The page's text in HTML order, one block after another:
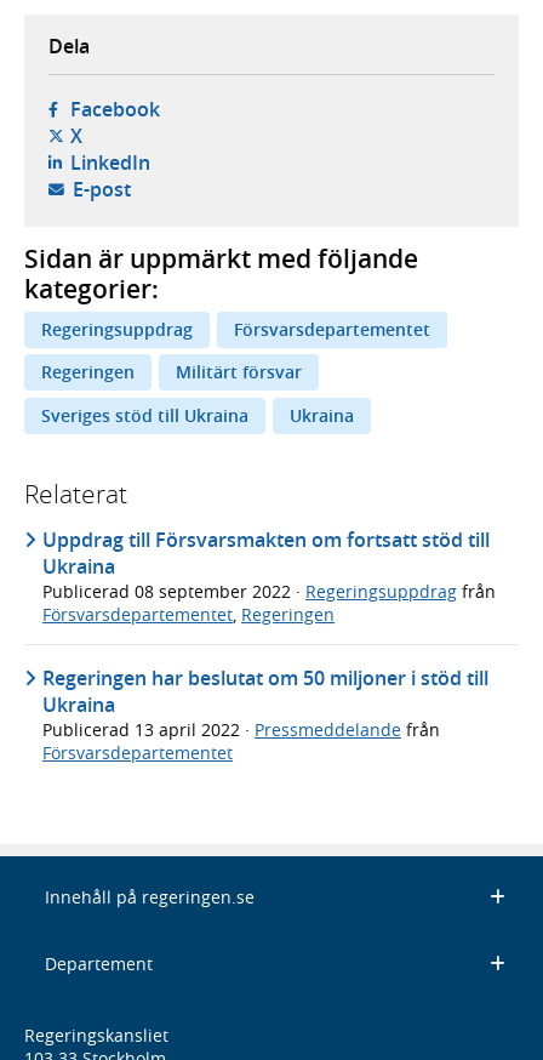
Dela
Facebook- öppnas i ny flik, extern webbplats,
X- öppnas i ny flik, extern webbplats,
LinkedIn- öppnas i ny flik, extern webbplats,
E-post- öppnar din e-postklient,
Sidan är uppmärkt med följande
kategorier:
Regeringsuppdrag
Försvarsdepartementet
Regeringen
Militärt försvar
Sveriges stöd till Ukraina
Ukraina
Relaterat
Uppdrag till Försvarsmakten om fortsatt stöd till
Ukraina
Publicerad 08 september 2022 · Regeringsuppdrag från
Försvarsdepartementet, Regeringen
Regeringen har beslutat om 50 miljoner i stöd till
Ukraina
Publicerad 13 april 2022 · Pressmeddelande från
Försvarsdepartementet
Innehåll på regeringen.se
Departement
Regeringskansliet